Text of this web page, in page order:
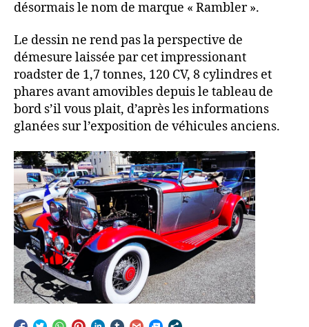
désormais le nom de marque « Rambler ».
Le dessin ne rend pas la perspective de
démesure laissée par cet impressionant
roadster de 1,7 tonnes, 120 CV, 8 cylindres et
phares avant amovibles depuis le tableau de
bord s’il vous plait, d’après les informations
glanées sur l’exposition de véhicules anciens.